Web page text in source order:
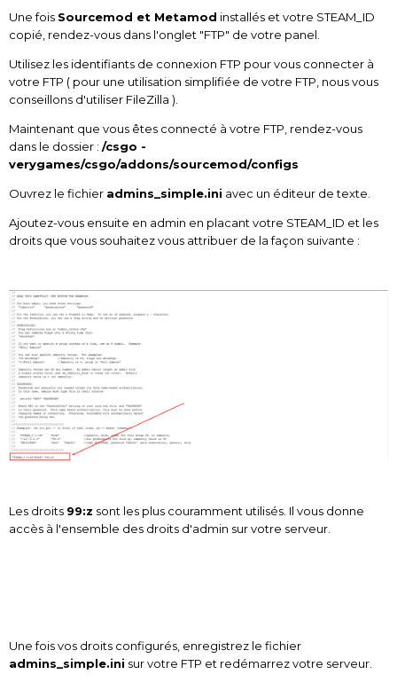
Une fois Sourcemod et Metamod installés et votre STEAM_ID
copié, rendez-vous dans l'onglet "FTP" de votre panel.
Utilisez les identifiants de connexion FTP pour vous connecter à
votre FTP ( pour une utilisation simplifiée de votre FTP, nous vous
conseillons d'utiliser FileZilla ).
Maintenant que vous êtes connecté à votre FTP, rendez-vous
dans le dossier : /csgo -
verygames/csgo/addons/sourcemod/configs
Ouvrez le fichier admins_simple.ini avec un éditeur de texte.
Ajoutez-vous ensuite en admin en placant votre STEAM_ID et les
droits que vous souhaitez vous attribuer de la façon suivante :
Les droits 99:z sont les plus couramment utilisés. Il vous donne
accès à l'ensemble des droits d'admin sur votre serveur.
Une fois vos droits configurés, enregistrez le fichier
admins_simple.ini sur votre FTP et redémarrez votre serveur.